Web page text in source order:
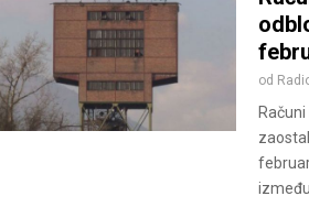
od